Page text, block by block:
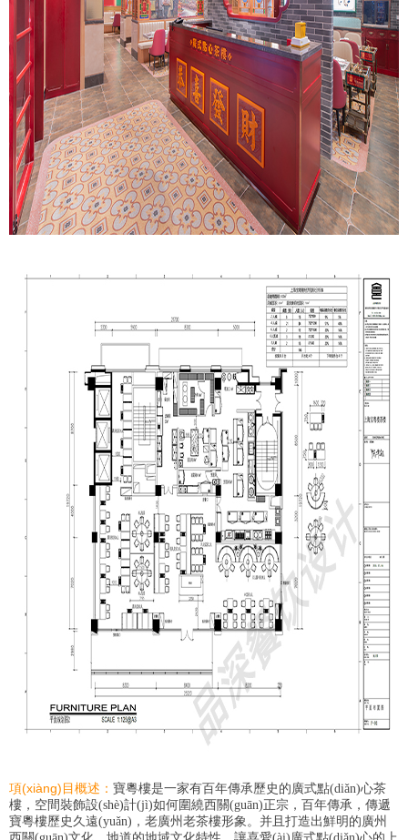
項(xiàng)目概述： 寶粵樓是一家有百年傳承歷史的廣式點(diǎn)心茶
樓，空間裝飾設(shè)計(jì)如何圍繞西關(guān)正宗，百年傳承，傳遞
寶粵樓歷史久遠(yuǎn)，老廣州老茶樓形象。并且打造出鮮明的廣州